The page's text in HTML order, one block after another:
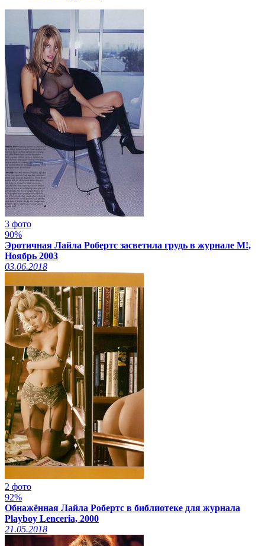
3 фото
90%
Эротичная Лайла Робертс засветила грудь в журнале M!,
Ноябрь 2003
03.06.2018
2 фото
92%
Обнажённая Лайла Робертс в библиотеке для журнала
Playboy Lenceria, 2000
21.05.2018